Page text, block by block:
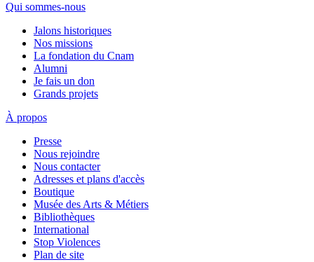
Qui sommes-nous
Jalons historiques
Nos missions
La fondation du Cnam
Alumni
Je fais un don
Grands projets
À propos
Presse
Nous rejoindre
Nous contacter
Adresses et plans d'accès
Boutique
Musée des Arts & Métiers
Bibliothèques
International
Stop Violences
Plan de site